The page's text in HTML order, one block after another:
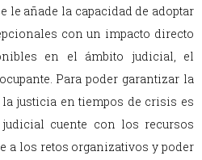
le añade la capacidad de adoptar
con un impacto directo
en el ámbito judicial, el
Para poder garantizar la
justicia en tiempos de crisis es
cuente con los recursos
a los retos organizativos y poder